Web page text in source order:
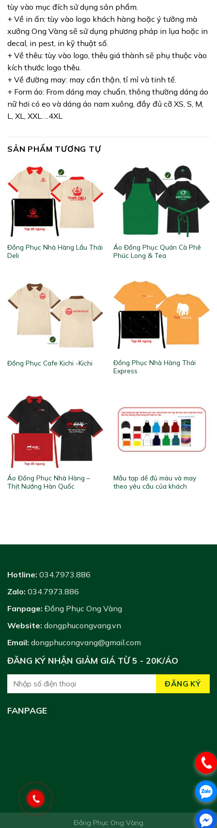
tùy vào mục đích sử dụng sản phẩm.
+ Về in ấn: tùy vào logo khách hàng hoặc ý tưởng mà
xưởng Ong Vàng sẽ sử dụng phương pháp in lụa hoặc in
decal, in pest, in kỹ thuật số.
+ Về thêu: tùy vào logo, thêu giá thành sẽ phụ thuộc vào
kích thước logo thêu.
+ Về đường may: may cẩn thận, tỉ mỉ và tinh tế.
+ Form áo: From dáng may chuẩn, thông thường dáng áo
nữ hơi có eo và dáng áo nam xuông, đầy đủ cỡ XS, S, M,
L, XL, XXL….4XL
SẢN PHẨM TƯƠNG TỰ
Đồng Phục Nhà Hàng Lẩu Thái
Deli
Áo Đồng Phục Quán Cà Phê
Phúc Long & Tea
Đồng Phục Cafe Kichi -Kichi
Đồng Phục Nhà Hàng Thái
Express
Áo Đồng Phục Nhà Hàng –
Thịt Nướng Hàn Quốc
Mẫu tạp dề đủ màu và may
theo yêu cầu của khách
Hotline: 034.7973.886
Zalo: 034.7973.886
Fanpage: Đồng Phục Ong Vàng
Website: dongphucongvang.vn
Email: dongphucongvang@gmail.com
ĐĂNG KÝ NHẬN GIẢM GIÁ TỪ 5 - 20K/ÁO
FANPAGE
Đồng Phục Ong Vàng